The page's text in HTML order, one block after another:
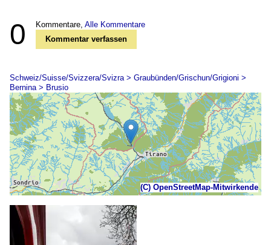
0 Kommentare, Alle Kommentare
Kommentar verfassen
Schweiz/Suisse/Svizzera/Svizra > Graubünden/Grischun/Grigioni >
Bernina > Brusio
(C) OpenStreetMap-Mitwirkende